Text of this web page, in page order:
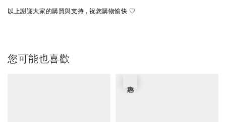
以上謝謝大家的購買與支持 , 祝您購物愉快 ♡
您可能也喜歡